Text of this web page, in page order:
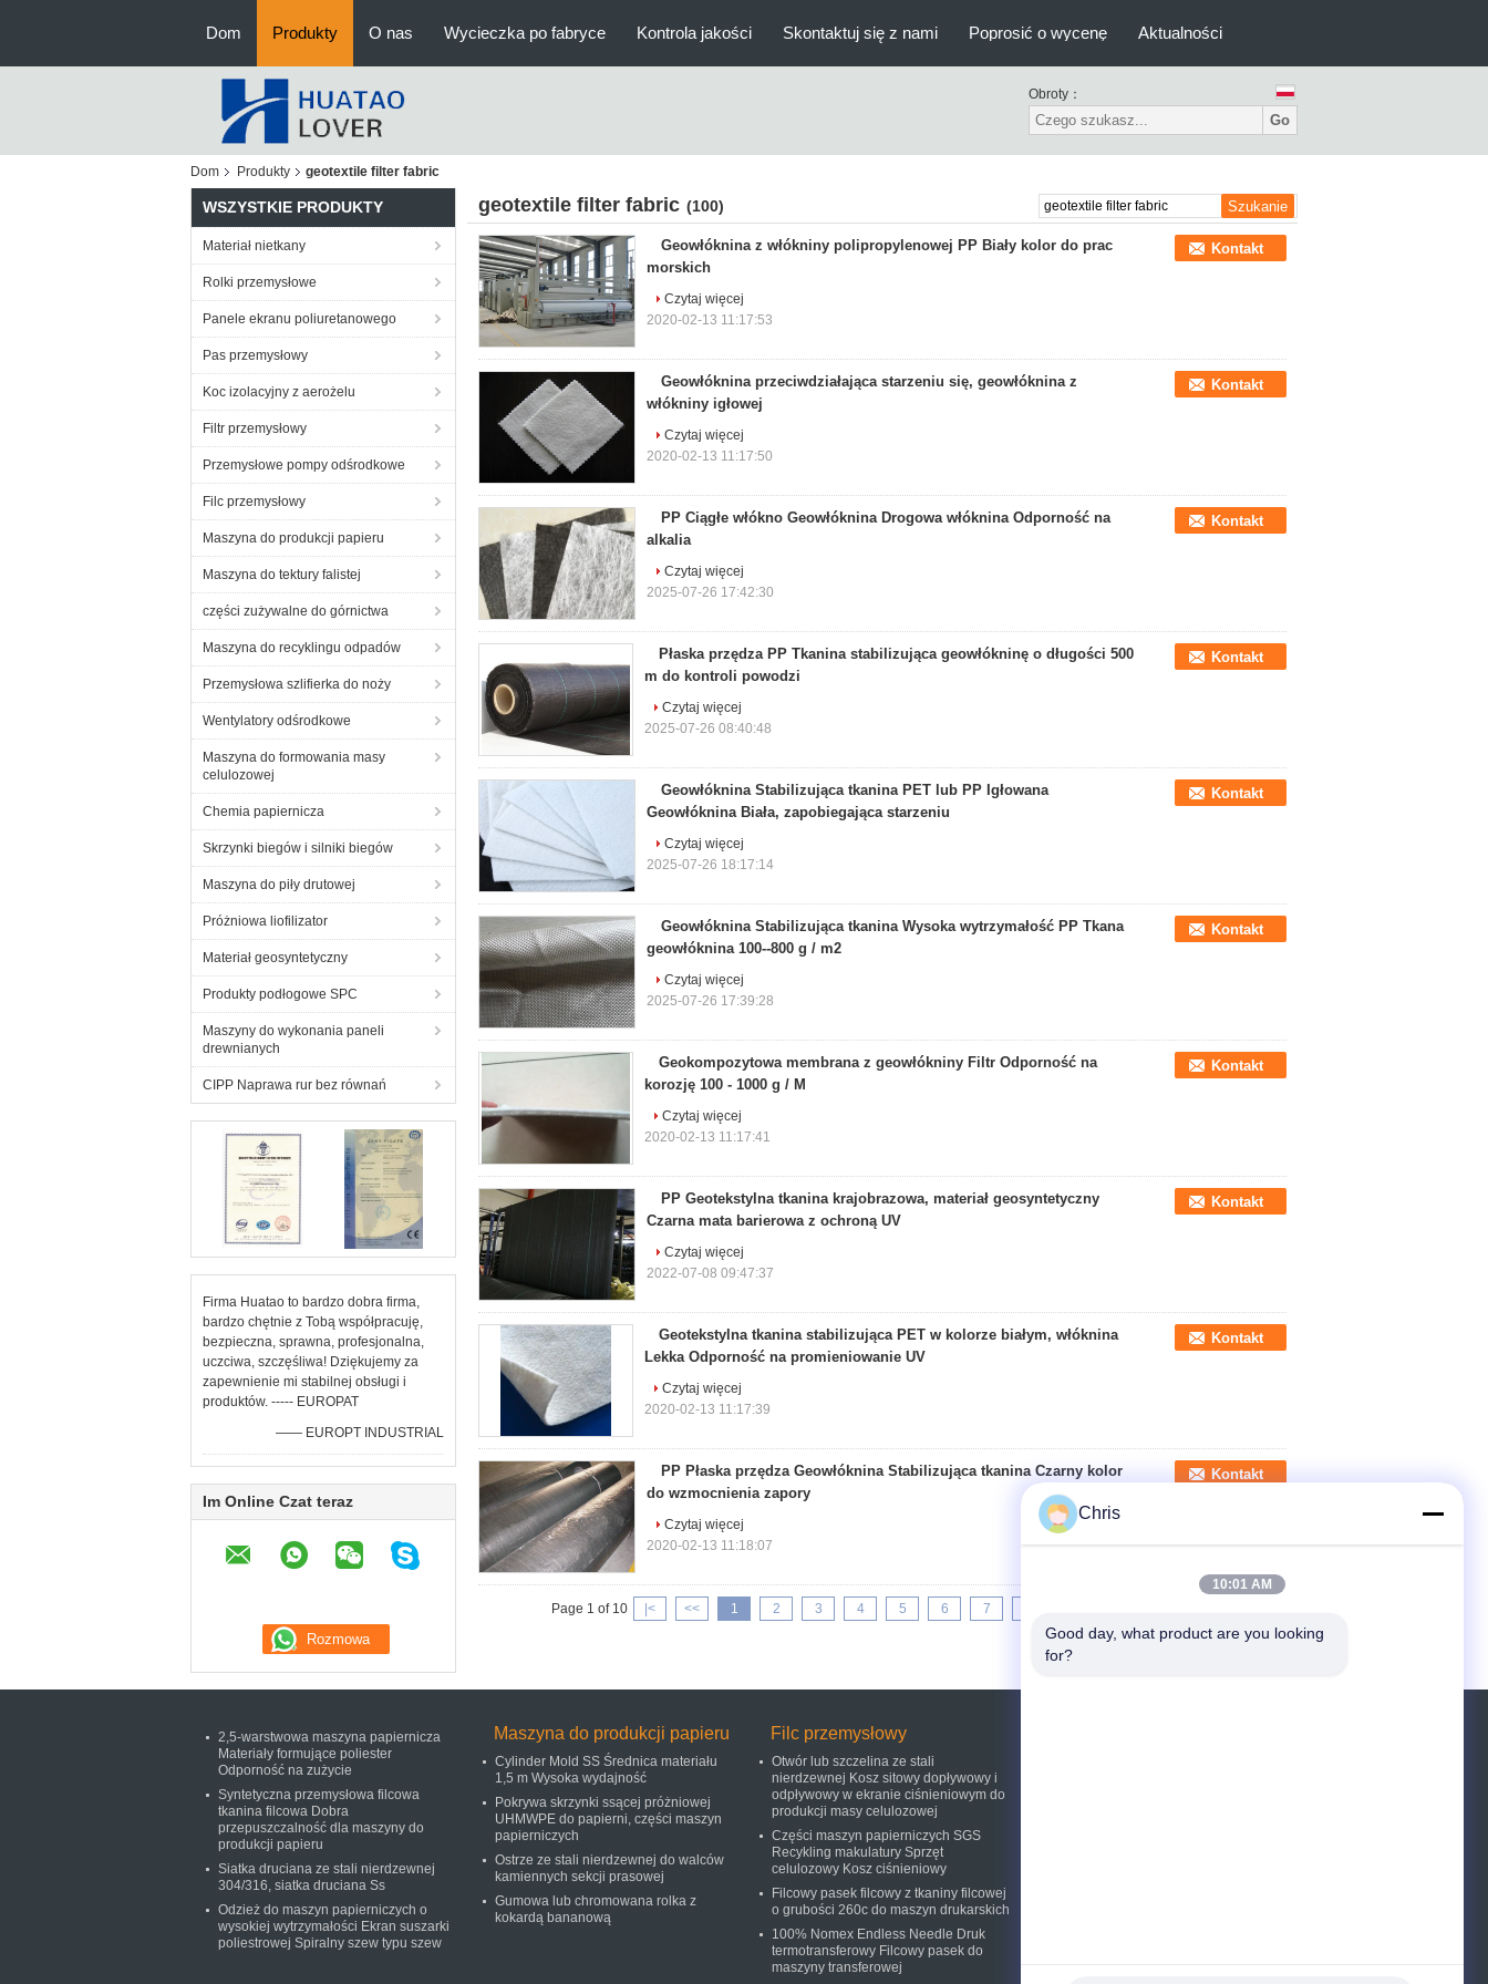
Dom Produkty O nas Wycieczka po fabryce Kontrola jakości Skontaktuj się z nami Poprosić o wycenę Aktualności
Obroty：
Go
Dom Produkty geotextile filter fabric
WSZYSTKIE PRODUKTY
Materiał nietkany
Rolki przemysłowe
Panele ekranu poliuretanowego
Pas przemysłowy
Koc izolacyjny z aerożelu
Filtr przemysłowy
Przemysłowe pompy odśrodkowe
Filc przemysłowy
Maszyna do produkcji papieru
Maszyna do tektury falistej
części zużywalne do górnictwa
Maszyna do recyklingu odpadów
Przemysłowa szlifierka do noży
Wentylatory odśrodkowe
Maszyna do formowania masy
celulozowej
Chemia papiernicza
Skrzynki biegów i silniki biegów
Maszyna do piły drutowej
Próżniowa liofilizator
Materiał geosyntetyczny
Produkty podłogowe SPC
Maszyny do wykonania paneli
drewnianych
CIPP Naprawa rur bez równań
Firma Huatao to bardzo dobra firma,
bardzo chętnie z Tobą współpracuję,
bezpieczna, sprawna, profesjonalna,
uczciwa, szczęśliwa! Dziękujemy za
zapewnienie mi stabilnej obsługi i
produktów. ----- EUROPAT
—— EUROPT INDUSTRIAL
Im Online Czat teraz
geotextile filter fabric (100)
Geowłóknina z włókniny polipropylenowej PP Biały kolor do prac
morskich
Kontakt
Czytaj więcej
2020-02-13 11:17:53
Geowłóknina przeciwdziałająca starzeniu się, geowłóknina z
włókniny igłowej
Kontakt
Czytaj więcej
2020-02-13 11:17:50
PP Ciągłe włókno Geowłóknina Drogowa włóknina Odporność na
alkalia
Kontakt
Czytaj więcej
2025-07-26 17:42:30
Płaska przędza PP Tkanina stabilizująca geowłókninę o długości 500
m do kontroli powodzi
Kontakt
Czytaj więcej
2025-07-26 08:40:48
Geowłóknina Stabilizująca tkanina PET lub PP Igłowana
Geowłóknina Biała, zapobiegająca starzeniu
Kontakt
Czytaj więcej
2025-07-26 18:17:14
Geowłóknina Stabilizująca tkanina Wysoka wytrzymałość PP Tkana
geowłóknina 100--800 g / m2
Kontakt
Czytaj więcej
2025-07-26 17:39:28
Geokompozytowa membrana z geowłókniny Filtr Odporność na
korozję 100 - 1000 g / M
Kontakt
Czytaj więcej
2020-02-13 11:17:41
PP Geotekstylna tkanina krajobrazowa, materiał geosyntetyczny
Czarna mata barierowa z ochroną UV
Kontakt
Czytaj więcej
2022-07-08 09:47:37
Geotekstylna tkanina stabilizująca PET w kolorze białym, włóknina
Lekka Odporność na promieniowanie UV
Kontakt
Czytaj więcej
2020-02-13 11:17:39
PP Płaska przędza Geowłóknina Stabilizująca tkanina Czarny kolor
do wzmocnienia zapory
Kontakt
Czytaj więcej
2020-02-13 11:18:07
Page 1 of 10 |< << 1 2 3 4 5 6 7
2,5-warstwowa maszyna papiernicza
Materiały formujące poliester
Odporność na zużycie
Syntetyczna przemysłowa filcowa
tkanina filcowa Dobra
przepuszczalność dla maszyny do
produkcji papieru
Siatka druciana ze stali nierdzewnej
304/316, siatka druciana Ss
Odzież do maszyn papierniczych o
wysokiej wytrzymałości Ekran suszarki
poliestrowej Spiralny szew typu szew
Maszyna do produkcji papieru
Cylinder Mold SS Średnica materiału
1,5 m Wysoka wydajność
Pokrywa skrzynki ssącej próżniowej
UHMWPE do papierni, części maszyn
papierniczych
Ostrze ze stali nierdzewnej do walców
kamiennych sekcji prasowej
Gumowa lub chromowana rolka z
kokardą bananową
Filc przemysłowy
Otwór lub szczelina ze stali
nierdzewnej Kosz sitowy dopływowy i
odpływowy w ekranie ciśnieniowym do
produkcji masy celulozowej
Części maszyn papierniczych SGS
Recykling makulatury Sprzęt
celulozowy Kosz ciśnieniowy
Filcowy pasek filcowy z tkaniny filcowej
o grubości 260c do maszyn drukarskich
100% Nomex Endless Needle Druk
termotransferowy Filcowy pasek do
maszyny transferowej
Chris
10:01 AM
Good day, what product are you looking
for?